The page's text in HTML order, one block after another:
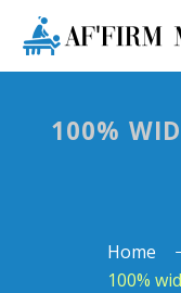
100%
Home
100%